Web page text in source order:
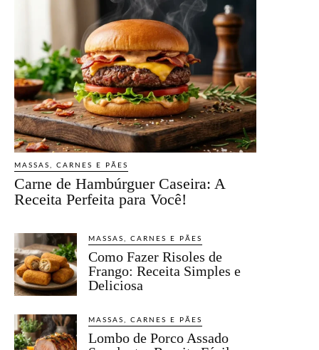
MASSAS, CARNES E PÃES
Carne de Hambúrguer Caseira: A
Receita Perfeita para Você!
MASSAS, CARNES E PÃES
Como Fazer Risoles de
Frango: Receita Simples e
Deliciosa
MASSAS, CARNES E PÃES
Lombo de Porco Assado